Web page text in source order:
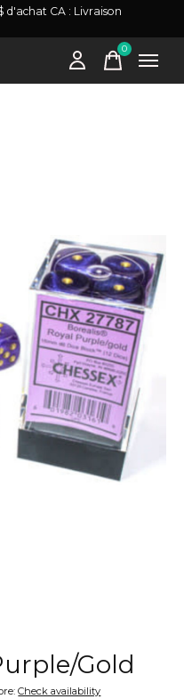
d'achat CA : Livraison
0items
Gold
:Check availability